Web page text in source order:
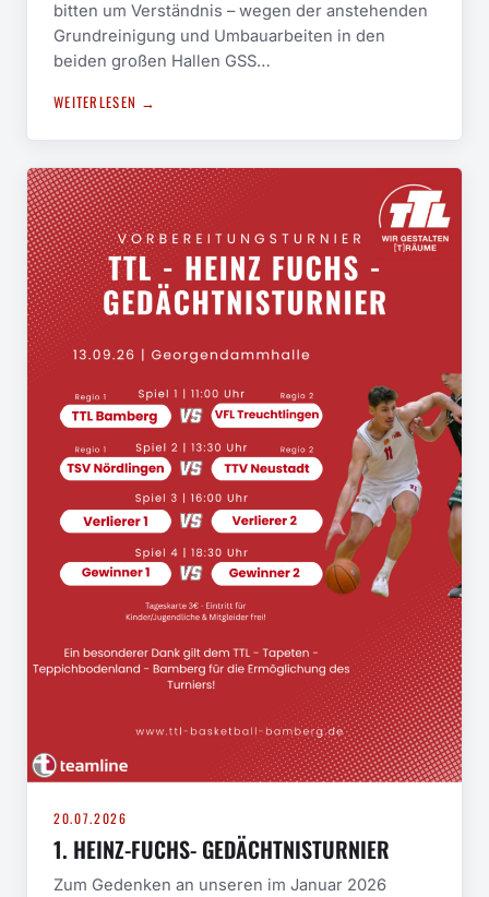
bitten um Verständnis – wegen der anstehenden
Grundreinigung und Umbauarbeiten in den
beiden großen Hallen GSS…
WEITERLESEN →
20.07.2026
1. HEINZ-FUCHS- GEDÄCHTNISTURNIER
Zum Gedenken an unseren im Januar 2026